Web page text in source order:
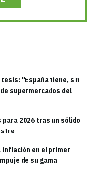
tesis: "España tiene, sin
supermercados del
2026 tras un sólido
inflación en el primer
de su gama